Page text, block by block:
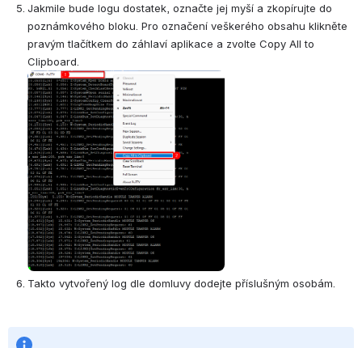
Jakmile bude logu dostatek, označte jej myší a zkopírujte do
poznámkového bloku. Pro označení veškerého obsahu klikněte
pravým tlačítkem do záhlaví aplikace a zvolte Copy All to
Clipboard.
Open
Takto vytvořený log dle domluvy dodejte příslušným osobám.